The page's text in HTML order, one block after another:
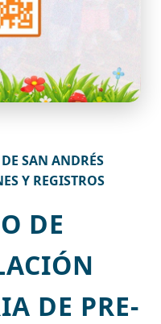
SAN ANDRÉS
Y REGISTROS
DE
DE PRE-